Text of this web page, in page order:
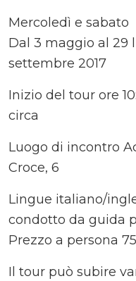
Mercoledì e sabato
Dal 3 maggio al 29
settembre 2017
Inizio del tour ore
circa
Luogo di incontro
Croce, 6
Lingue italiano/
condotto da guida
Prezzo a persona
Il tour può subire